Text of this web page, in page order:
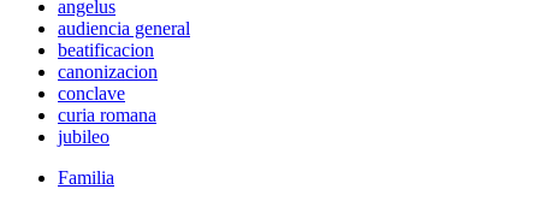
angelus
audiencia general
beatificacion
canonizacion
conclave
curia romana
jubileo
Familia